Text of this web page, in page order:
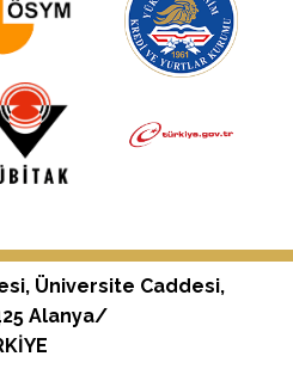
Üniversite Caddesi,
Alanya/